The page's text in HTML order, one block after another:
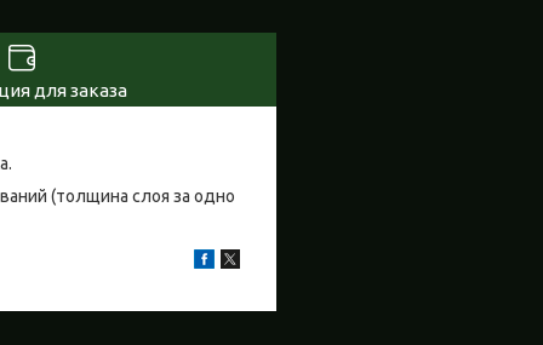
для заказа
(толщина слоя за одно